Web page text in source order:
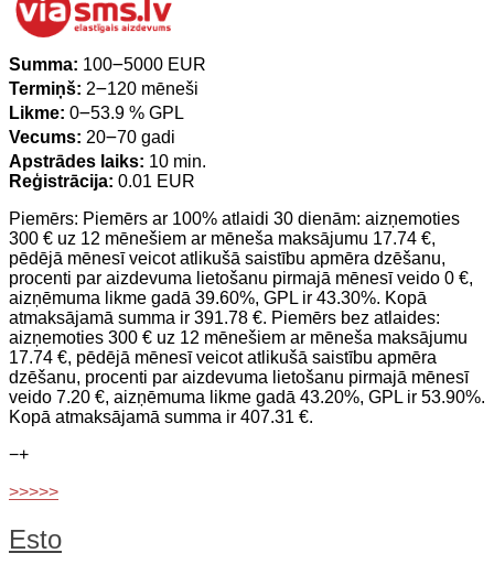
Summa: 100౼5000 EUR
Termiņš: 2౼120 mēneši
Likme: 0౼53.9 % GPL
Vecums: 20౼70 gadi
Apstrādes laiks: 10 min.
Reģistrācija: 0.01 EUR
Piemērs: Piemērs ar 100% atlaidi 30 dienām: aizņemoties
300 € uz 12 mēnešiem ar mēneša maksājumu 17.74 €,
pēdējā mēnesī veicot atlikušā saistību apmēra dzēšanu,
procenti par aizdevuma lietošanu pirmajā mēnesī veido 0 €,
aizņēmuma likme gadā 39.60%, GPL ir 43.30%. Kopā
atmaksājamā summa ir 391.78 €. Piemērs bez atlaides:
aizņemoties 300 € uz 12 mēnešiem ar mēneša maksājumu
17.74 €, pēdējā mēnesī veicot atlikušā saistību apmēra
dzēšanu, procenti par aizdevuma lietošanu pirmajā mēnesī
veido 7.20 €, aizņēmuma likme gadā 43.20%, GPL ir 53.90%.
Kopā atmaksājamā summa ir 407.31 €.
−+
>>>>>
Esto